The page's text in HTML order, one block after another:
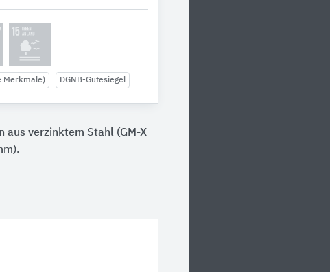
Merkmale) DGNB-Gütesiegel
aus verzinktem Stahl (GM-X